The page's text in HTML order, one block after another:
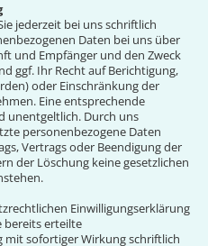
jederzeit bei uns schriftlich
Daten bei uns über
und Empfänger und den Zweck
ggf. Ihr Recht auf Berichtigung,
oder Einschränkung der
Eine entsprechende
unentgeltlich. Durch uns
personenbezogene Daten
Vertrags oder Beendigung der
der Löschung keine gesetzlichen
Einwilligungserklärung
bereits erteilte
mit sofortiger Wirkung schriftlich